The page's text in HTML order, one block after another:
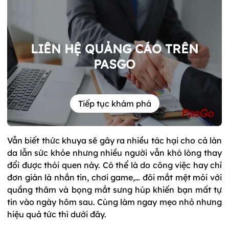
LIÊN HỆ QUẢNG CÁO TRÊN
PASGO
Tiếp tục khám phá
Vẫn biết thức khuya sẽ gây ra nhiều tác hại cho cả làn
da lẫn sức khỏe nhưng nhiều người vẫn khó lòng thay
đổi được thói quen này. Có thể là do công việc hay chỉ
đơn giản là nhắn tin, chơi game,… đôi mắt mệt mỏi với
quầng thâm và bọng mắt sưng húp khiến bạn mất tự
tin vào ngày hôm sau. Cùng làm ngay mẹo nhỏ nhưng
hiệu quả tức thì dưới đây.